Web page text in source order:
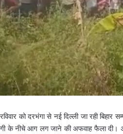
को दरभंगा से नई दिल्ली जा रही
के नीचे आग लग जाने की अफवाह फैला